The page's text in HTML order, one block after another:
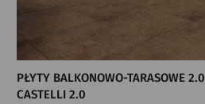
PŁYTY BALKONOWO-TARASOWE 2.0
CASTELLI 2.0